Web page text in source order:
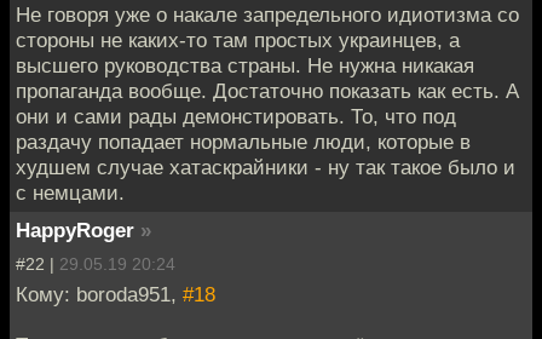
Не говоря уже о накале запредельного идиотизма со
стороны не каких-то там простых украинцев, а
высшего руководства страны. Не нужна никакая
пропаганда вообще. Достаточно показать как есть. А
они и сами рады демонстировать. То, что под
раздачу попадает нормальные люди, которые в
худшем случае хатаскрайники - ну так такое было и
с немцами.
HappyRoger »
#22 | 29.05.19 20:24
Кому: boroda951, #18